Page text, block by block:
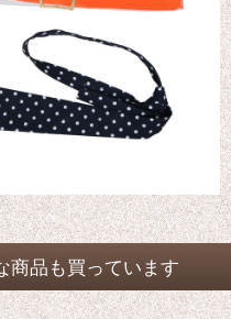
商品も買っています